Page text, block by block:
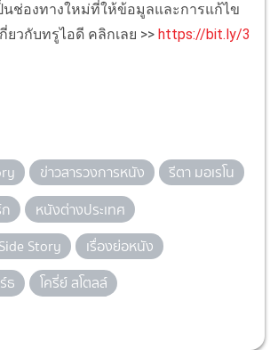
นช่องทางใหม่ที่ให้ข้อมูลและการแก้ไข
ยวกับทรูไอดี คลิกเลย >> https://bit.ly/3
ข่าวสารวงการหนัง
รีตา มอเรโน
หนังต่างประเทศ
Story
เรื่องย่อหนัง
ธ
โครี่ย์ สโตลล์